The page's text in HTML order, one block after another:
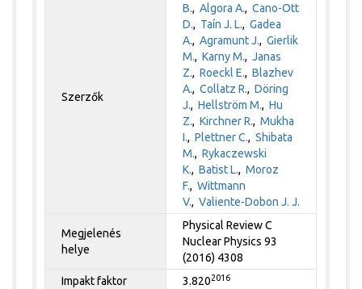
Szerzők
B.,Algora A.,Cano-Ott
D., Taín J. L.,Gadea
A.,Agramunt J.,Gierlik
M.,Karny M.,Janas
Z.,Roeckl E.,Blazhev
A.,Collatz R.,Döring
J.,Hellström M.,Hu
Z.,Kirchner R.,Mukha
I.,Plettner C.,Shibata
M.,Rykaczewski
K.,Batist L.,Moroz
F.,Wittmann
V.,Valiente-Dobon J. J.
Megjelenés
helye
Physical Review C
Nuclear Physics 93
(2016) 4308
Impakt faktor
3.8202016